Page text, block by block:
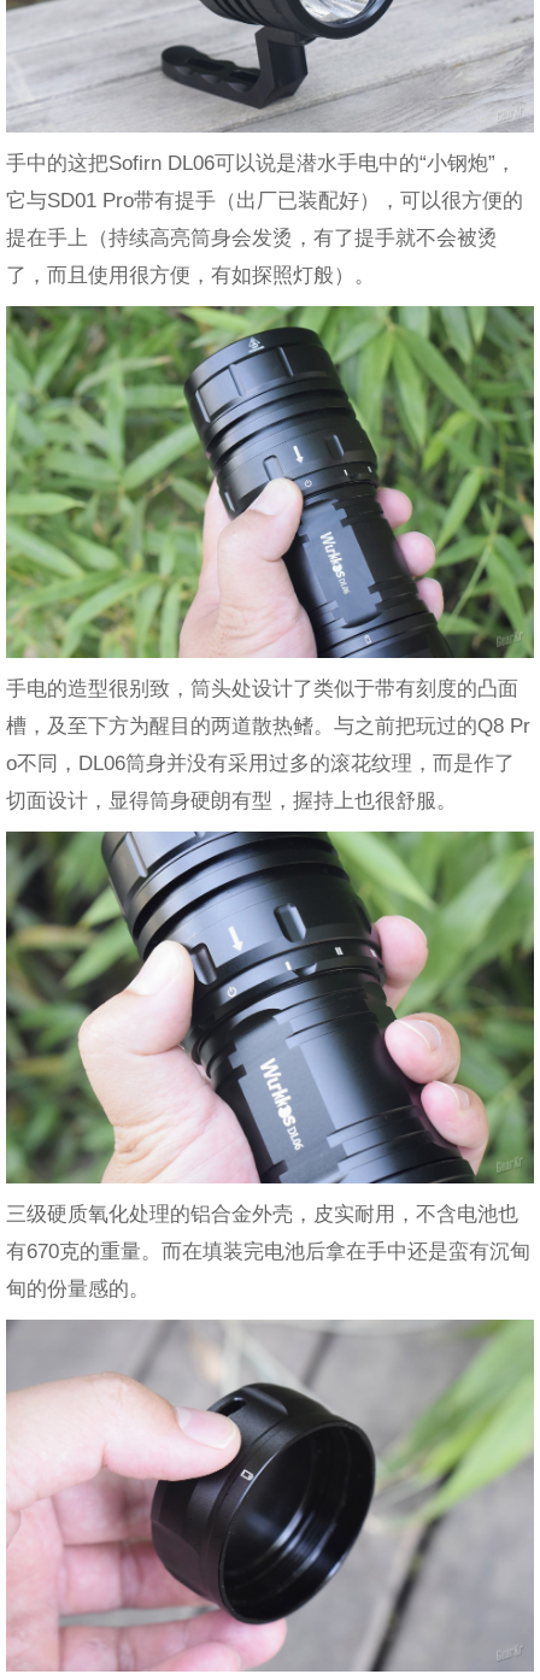
手中的这把Sofirn DL06可以说是潜水手电中的“小钢炮”，
它与SD01 Pro带有提手（出厂已装配好），可以很方便的
提在手上（持续高亮筒身会发烫，有了提手就不会被烫
了，而且使用很方便，有如探照灯般）。
手电的造型很别致，筒头处设计了类似于带有刻度的凸面
槽，及至下方为醒目的两道散热鳍。与之前把玩过的Q8 Pr
o不同，DL06筒身并没有采用过多的滚花纹理，而是作了
切面设计，显得筒身硬朗有型，握持上也很舒服。
三级硬质氧化处理的铝合金外壳，皮实耐用，不含电池也
有670克的重量。而在填装完电池后拿在手中还是蛮有沉甸
甸的份量感的。